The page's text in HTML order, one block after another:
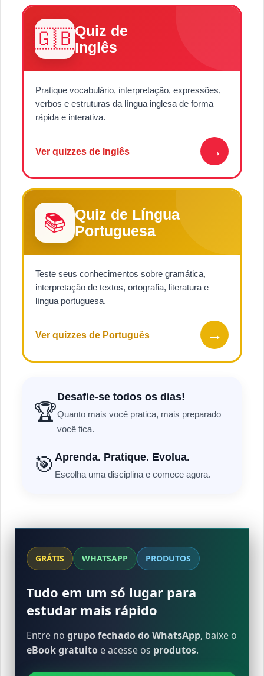
🇬🇧Quiz de
Inglês
Pratique vocabulário, interpretação, expressões,
verbos e estruturas da língua inglesa de forma
rápida e interativa.
Ver quizzes de Inglês →
📚
Quiz de Língua
Portuguesa
Teste seus conhecimentos sobre gramática,
interpretação de textos, ortografia, literatura e
língua portuguesa.
Ver quizzes de Português →
🏆
Desafie-se todos os dias!
Quanto mais você pratica, mais preparado
você fica.
🎯 Aprenda. Pratique. Evolua.
Escolha uma disciplina e comece agora.
GRÁTIS WHATSAPP PRODUTOS
Tudo em um só lugar para
estudar mais rápido
Entre no grupo fechado do WhatsApp, baixe o
eBook gratuito e acesse os produtos.